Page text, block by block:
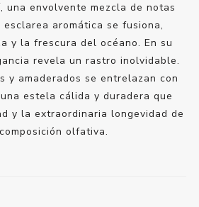
una envolvente mezcla de notas
aromática se fusiona,
y la frescura del océano. En su
revela un rastro inolvidable.
y amaderados se entrelazan con
estela cálida y duradera que
y la extraordinaria longevidad de
olfativa.